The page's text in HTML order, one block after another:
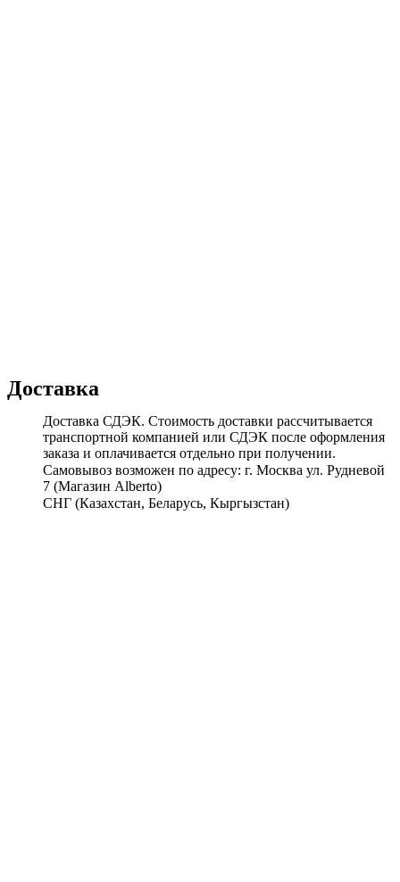
Доставка
Доставка СДЭК. Стоимость доставки рассчитывается
транспортной компанией или СДЭК после оформления
заказа и оплачивается отдельно при получении.
Самовывоз возможен по адресу: г. Москва ул. Рудневой
7 (Магазин Alberto)
СНГ (Казахстан, Беларусь, Кыргызстан)